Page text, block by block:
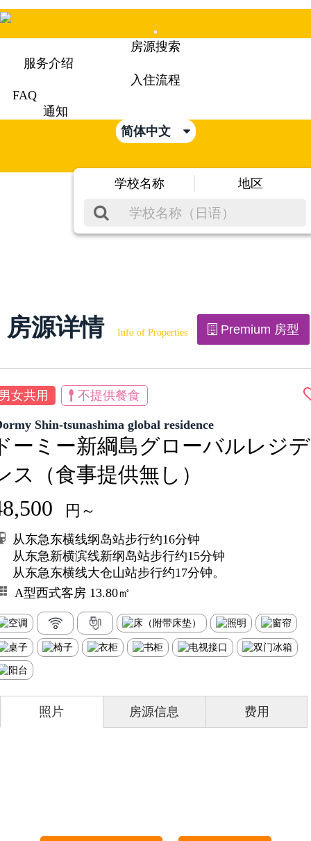
Mobile
Menu
房源搜索
服务介绍
入住流程
FAQ
通知
简体中文
学校名称 地区
房源详情 Info of Properties Premium 房型
女共用 不提供餐食
Shin-tsunashima global residence
ーミー新綱島グローバルレジデ
ス（食事提供無し）
円～
从东急东横线纲岛站步行约16分钟
从东急新横滨线新纲岛站步行约15分钟
从东急东横线大仓山站步行约17分钟。
A型西式客房 13.80㎡
照片 房源信息 费用